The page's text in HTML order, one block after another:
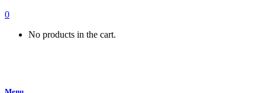
0
No products in the cart.